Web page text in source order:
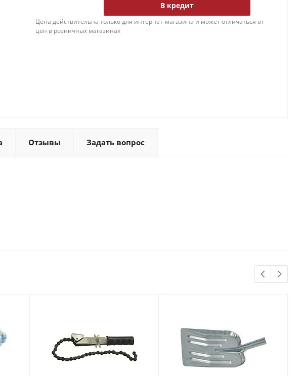
В кредит
Цена действительна только для интернет-магазина и может отличаться от
цен в розничных магазинах
Отзывы Задать вопрос